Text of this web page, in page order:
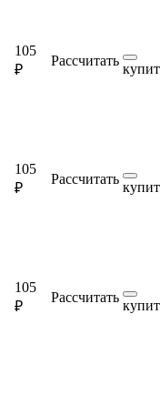
105
₽
Рассчитать
105
₽
Рассчитать
105
₽
Рассчитать